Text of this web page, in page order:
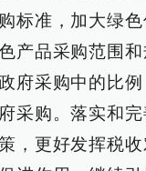
标准，加大绿
产品采购范围
府采购中的比
采购。落实和完
，更好发挥税